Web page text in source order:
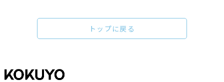
トップに戻る